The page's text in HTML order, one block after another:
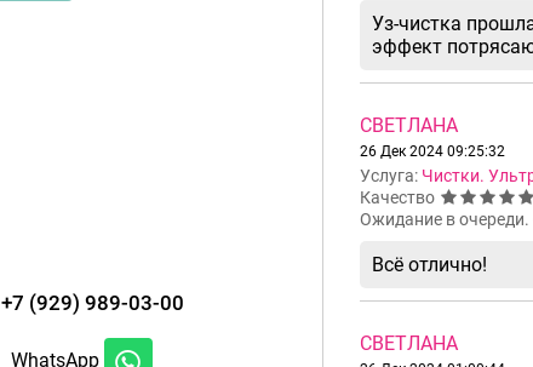
+7 (929) 989-03-00
WhatsApp
Уз-чистка
эффект
СВЕТЛАНА
26 Дек 2024 09:25:32
Услуга: Чистки.
Качество
Ожидание в очереди.
Всё отлично!
СВЕТЛАНА